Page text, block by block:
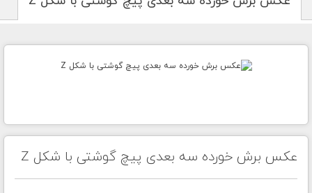
عکس برش خورده سه بعدی پیچ گوشتی با شکل Z